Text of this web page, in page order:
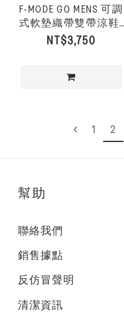
F-MODE GO MENS 可調
式軟墊織帶雙帶涼鞋-
黑色
NT$3,750
1 2
幫助
聯絡我們
銷售據點
反仿冒聲明
清潔資訊